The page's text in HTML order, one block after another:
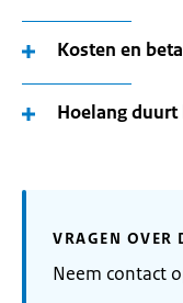
Kosten en
Hoelang duurt
VRAGEN OVER
Neem contact